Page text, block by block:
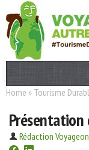
Actualités
T.
Destinations
Home » Tourisme
Présentation
Rédaction